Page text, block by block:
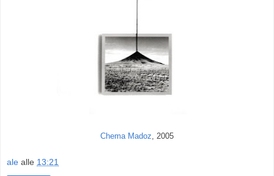
Chema Madoz, 2005
ale alle 13:21